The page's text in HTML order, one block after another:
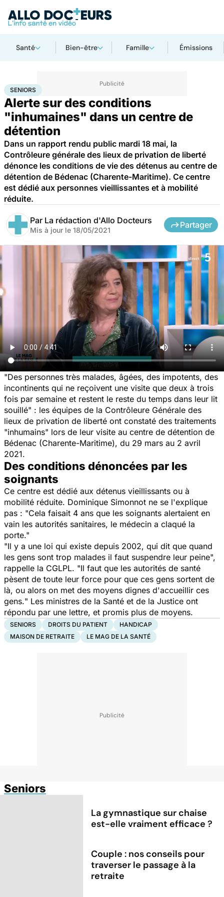
Santé Bien-être Famille Émissions
AccueilSanté
SENIORS
Alerte sur des conditions
"inhumaines" dans un centre de
détention
Dans un rapport rendu public mardi 18 mai, la
Contrôleure générale des lieux de privation de liberté
dénonce les conditions de vie des détenus au centre de
détention de Bédenac (Charente-Maritime). Ce centre
est dédié aux personnes vieillissantes et à mobilité
réduite.
Par La rédaction d'Allo Docteurs
Mis à jour le 18/05/2021
Partager
"Des personnes très malades, âgées, des impotents, des
incontinents qui ne reçoivent une visite que deux à trois
fois par semaine et restent le reste du temps dans leur lit
souillé" : les équipes de la Contrôleure Générale des
lieux de privation de liberté ont constaté des traitements
"inhumains" lors de leur visite au centre de détention de
Bédenac (Charente-Maritime), du 29 mars au 2 avril
2021.
Des conditions dénoncées par les
soignants
Ce centre est dédié aux détenus vieillissants ou à
mobilité réduite. Dominique Simonnot ne se l'explique
pas : "Cela faisait 4 ans que les soignants alertaient en
vain les autorités sanitaires, le médecin a claqué la
porte."
"Il y a une loi qui existe depuis 2002, qui dit que quand
les gens sont trop malades il faut suspendre leur peine",
rappelle la CGLPL. "Il faut que les autorités de santé
pèsent de toute leur force pour que ces gens sortent de
là, ou alors on met des moyens dignes d'accueillir ces
gens." Les ministres de la Santé et de la Justice ont
répondu par une lettre, et promis plus de moyens.
SENIORS DROITS DU PATIENT
HANDICAP
MAISON DE RETRAITE
LE MAG DE LA SANTÉ
Seniors
La gymnastique sur chaise
est-elle vraiment efficace ?
Couple : nos conseils pour
traverser le passage à la
retraite